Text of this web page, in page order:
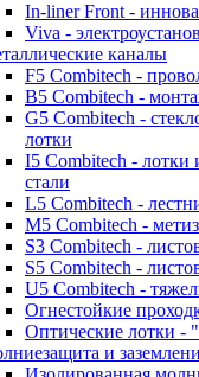
In-liner Front -
Viva -
каналы
F5 Combitech -
B5 Combitech -
G5 Combitech -
лотки
I5 Combitech -
стали
L5 Combitech -
M5 Combitech -
S3 Combitech -
S5 Combitech -
U5 Combitech -
Огнестойкие
Оптические лотки -
и